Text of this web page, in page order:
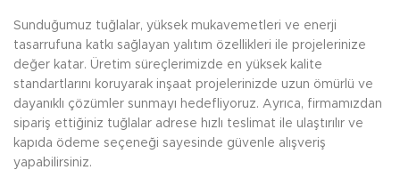
Sunduğumuz tuğlalar, yüksek mukavemetleri ve enerji
tasarrufuna katkı sağlayan yalıtım özellikleri ile projelerinize
değer katar. Üretim süreçlerimizde en yüksek kalite
standartlarını koruyarak inşaat projelerinizde uzun ömürlü ve
dayanıklı çözümler sunmayı hedefliyoruz. Ayrıca, firmamızdan
sipariş ettiğiniz tuğlalar adrese hızlı teslimat ile ulaştırılır ve
kapıda ödeme seçeneği sayesinde güvenle alışveriş
yapabilirsiniz.